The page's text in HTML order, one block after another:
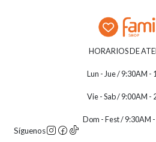
HORARIOS DE
Lun - Jue / 9:30AM -
Vie - Sab / 9:00AM -
Dom - Fest / 9:30AM
Síguenos